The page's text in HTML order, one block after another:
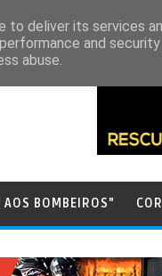
BOMBEIROS"
to deliver its services
and
abuse.